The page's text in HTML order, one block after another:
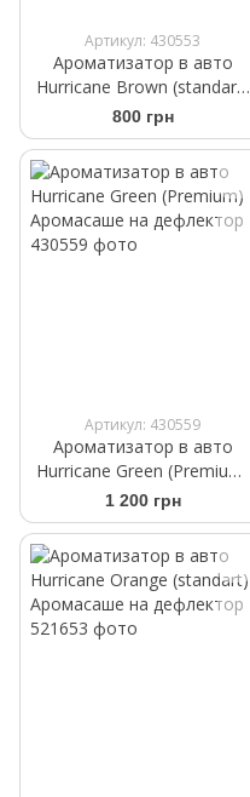
Артикул: 430553
Ароматизатор в авто
Hurricane Brown (standart)
Аромасаше на дефлектор
800 грн
Артикул: 430559
Ароматизатор в авто
Hurricane Green (Premium)
Аромасаше на дефлектор
1 200 грн